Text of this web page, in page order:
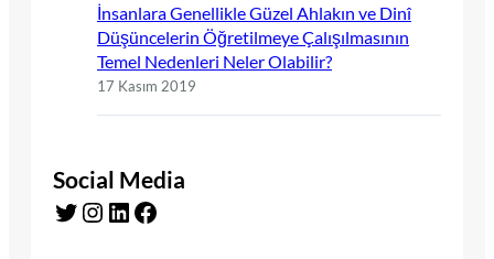
İnsanlara Genellikle Güzel Ahlakın ve Dinî
Düşüncelerin Öğretilmeye Çalışılmasının
Temel Nedenleri Neler Olabilir?
17 Kasım 2019
Social Media
Twitter Instagram LinkedIn Facebook